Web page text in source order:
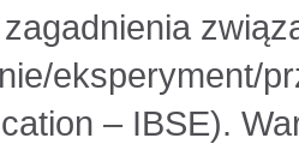
zagadnienia
eksperyment/
– IBSE).